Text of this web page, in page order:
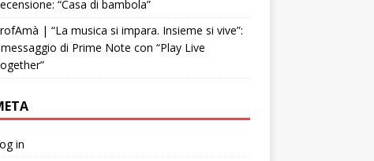
“Casa di bambola”
| “La musica si impara. Insieme si vive”:
di Prime Note con “Play Live
in